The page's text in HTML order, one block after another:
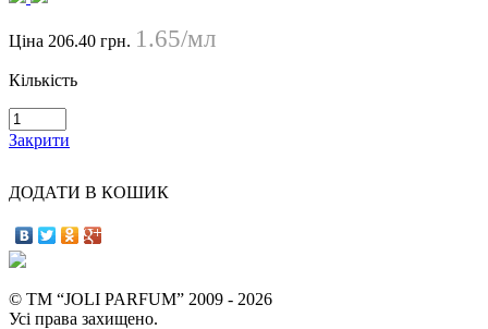
Ціна 206.40 грн. 1.65/мл
Кількість
Закрити
ДОДАТИ В КОШИК
© ТМ “JOLI PARFUM” 2009 - 2026
Усі права захищено.